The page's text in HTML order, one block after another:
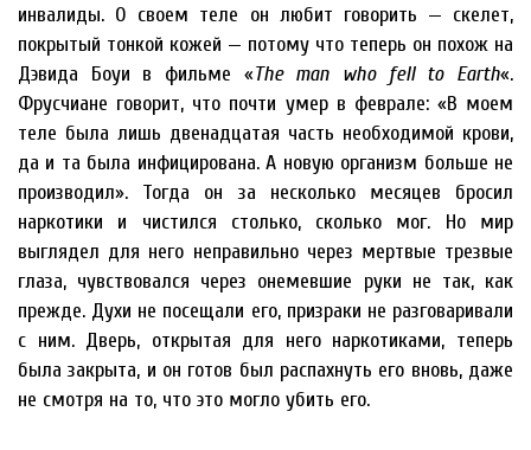
инвалиды. О своем теле он любит говорить — скелет,
покрытый тонкой кожей — потому что теперь он похож на
Дэвида Боуи в фильме «The man who fell to Earth«.
Фрусчиане говорит, что почти умер в феврале: «В моем
теле была лишь двенадцатая часть необходимой крови,
да и та была инфицирована. А новую организм больше не
производил». Тогда он за несколько месяцев бросил
наркотики и чистился столько, сколько мог. Но мир
выглядел для него неправильно через мертвые трезвые
глаза, чувствовался через онемевшие руки не так, как
прежде. Духи не посещали его, призраки не разговаривали
с ним. Дверь, открытая для него наркотиками, теперь
была закрыта, и он готов был распахнуть его вновь, даже
не смотря на то, что это могло убить его.